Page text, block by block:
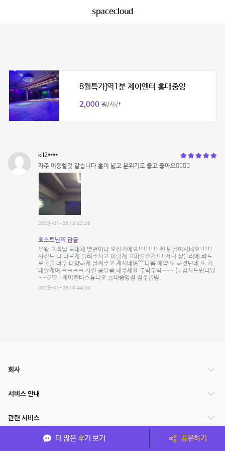
spacecloud
8월특가]역1분 제이엔터 홍대중앙
2,000 원/시간
kil2****
자주 이용할것 같습니다 홀이 넓고 분위기도 좋고 좋아요👍🏻👍🏻
2023-01-26 14:42:26
호스트님의 답글
우왕 고객님 도대체 몇번이나 오신거에요!!!!!!!! 찐 단골이시네요!!!!!
사진도 다 다르게 올려주시고 이렇게 고마울수가!!! 저희 샹들리에 콰트
로홀을 너무 다양하게 잘써주고 계시네여^^ 다음 예약 또 하셨던데 또 기
대할게여 ㅋㅋㅋㅋ 사진 공유좀 해주세요 부탁부탁~~~ 늘 감사드립니당
~~♡♡ -제이엔터스튜디오 홍대중앙점 점주올림.
2023-01-28 10:44:50
더 많은 후기 보기 공유하기
회사
서비스 안내
관련 서비스